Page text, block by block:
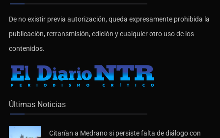
De no existir previa autorización, queda expresamente prohibida la
publicación, retransmisión, edición y cualquier otro uso de los
contenidos.
Últimas Noticias
Citarían a Medrano si persiste falta de diálogo con